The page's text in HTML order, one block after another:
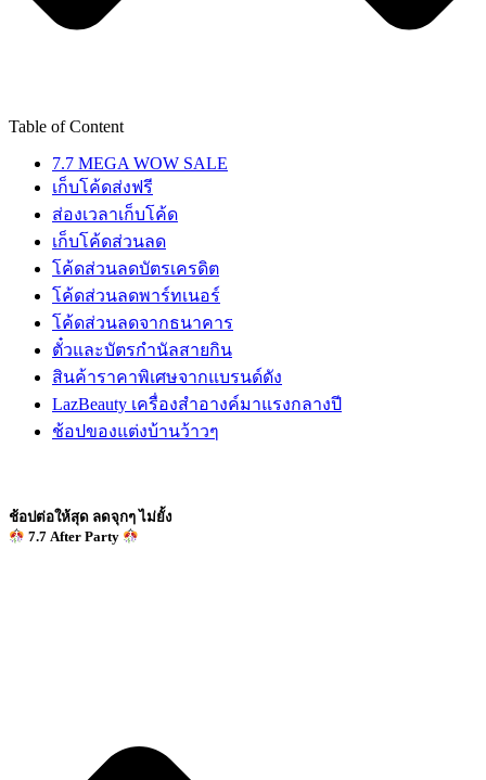
Table of Content
7.7 MEGA WOW SALE
เก็บโค้ดส่งฟรี
ส่องเวลาเก็บโค้ด
เก็บโค้ดส่วนลด
โค้ดส่วนลดบัตรเครดิต
โค้ดส่วนลดพาร์ทเนอร์
โค้ดส่วนลดจากธนาคาร
ตั๋วและบัตรกำนัลสายกิน
สินค้าราคาพิเศษจากแบรนด์ดัง
LazBeauty เครื่องสำอางค์มาแรงกลางปี
ช้อปของแต่งบ้านว้าวๆ
ช้อปต่อให้สุด ลดจุกๆ ไม่ยั้ง
7.7 After Party